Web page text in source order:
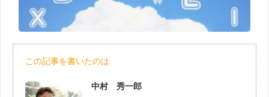
この記事を書いたのは
中村 秀一郎